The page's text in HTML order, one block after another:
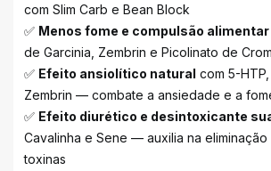
com Slim Carb e Bean Block
✅ Menos fome e compulsão alimentar
de Garcinia, Zembrin e Picolinato de
✅ Efeito ansiolítico natural com 5-
Zembrin — combate a ansiedade e a
✅ Efeito diurético e desintoxicante
Cavalinha e Sene — auxilia na
toxinas